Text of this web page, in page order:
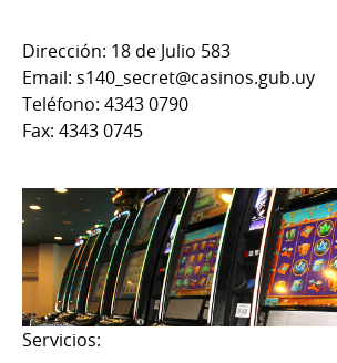
Dirección: 18 de Julio 583
Email: s140_secret@casinos.gub.uy
Teléfono: 4343 0790
Fax: 4343 0745
Servicios: